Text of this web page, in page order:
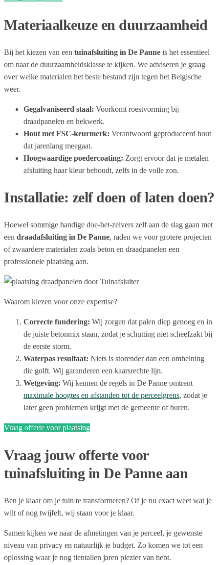
Materiaalkeuze en duurzaamheid
Bij het kiezen van een tuinafsluiting in De Panne is het essentieel
om naar de duurzaamheidsklasse te kijken. We adviseren je graag
over welke materialen het beste bestand zijn tegen het Belgische
weer.
Gegalvaniseerd staal: Voorkomt roestvorming bij
draadpanelen en hekwerk.
Hout met FSC-keurmerk: Verantwoord geproduceerd hout
dat jarenlang meegaat.
Hoogwaardige poedercoating: Zorgt ervoor dat je metalen
afsluiting haar kleur behoudt, zelfs in de volle zon.
Installatie: zelf doen of laten doen?
Hoewel sommige handige doe-het-zelvers zelf aan de slag gaan met
een draadafsluiting in De Panne, raden we voor grotere projecten
of zwaardere materialen zoals beton en draadpanelen een
professionele plaatsing aan.
Waarom kiezen voor onze expertise?
Correcte fundering: Wij zorgen dat palen diep genoeg en in
de juiste betonmix staan, zodat je schutting niet scheefzakt bij
de eerste storm.
Waterpas resultaat: Niets is storender dan een omheining
die golft. Wij garanderen een kaarsrechte lijn.
Wetgeving: Wij kennen de regels in De Panne omtrent
maximale hoogtes en afstanden tot de perceelgrens, zodat je
later geen problemen krijgt met de gemeente of buren.
Vraag offerte voor plaatsing
Vraag jouw offerte voor
tuinafsluiting in De Panne aan
Ben je klaar om je tuin te transformeren? Of je nu exact weet wat je
wilt of nog twijfelt, wij staan voor je klaar.
Samen kijken we naar de afmetingen van je perceel, je gewenste
niveau van privacy en natuurlijk je budget. Zo komen we tot een
oplossing waar je nog tientallen jaren plezier van hebt.